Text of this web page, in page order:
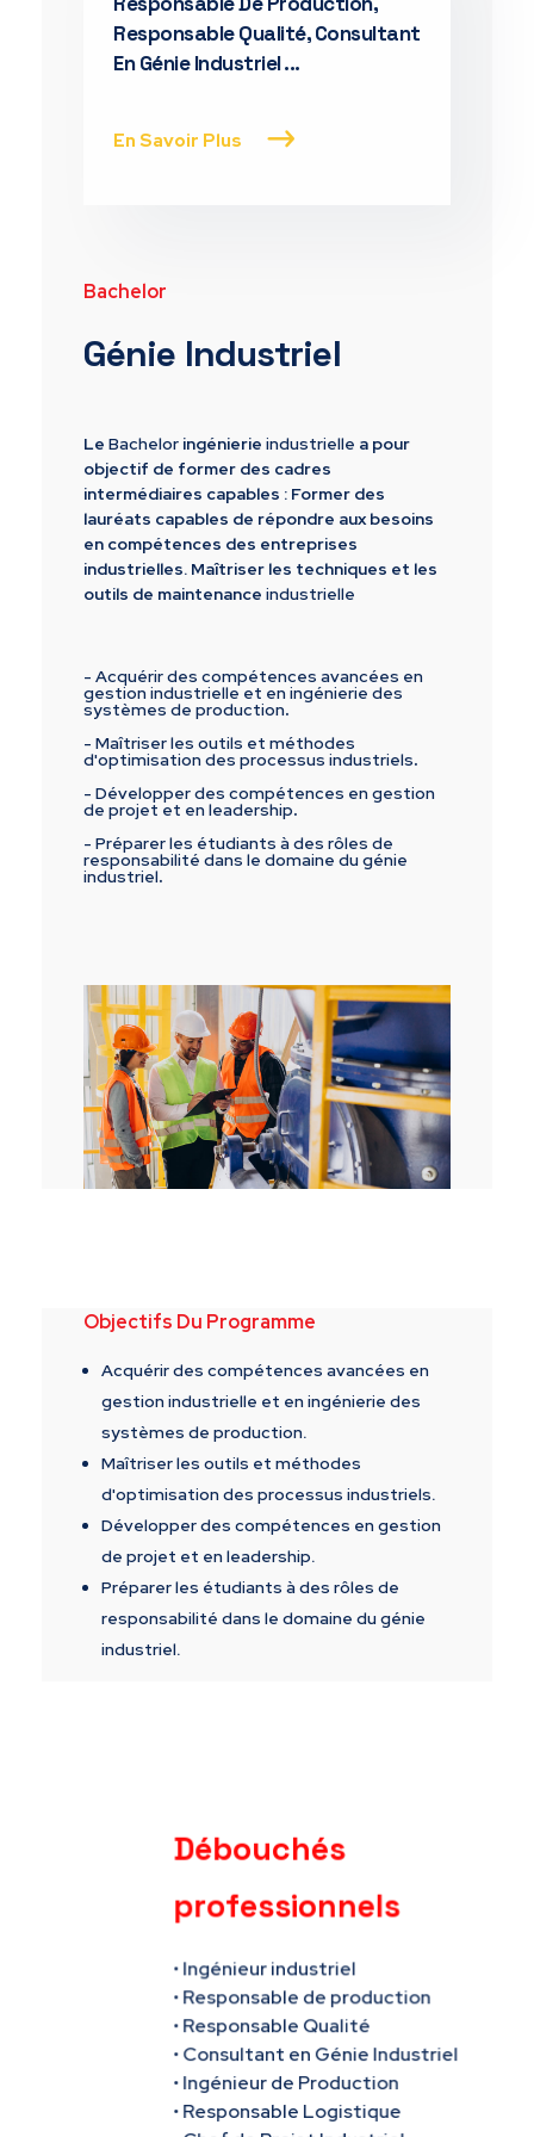
Responsable Qualité, Consultant
En Génie Industriel ...
En Savoir Plus
Bachelor
Génie Industriel
Le Bachelor ingénierie industrielle a pour
objectif de former des cadres
intermédiaires capables : Former des
lauréats capables de répondre aux besoins
en compétences des entreprises
industrielles. Maîtriser les techniques et les
outils de maintenance industrielle
- Acquérir des compétences avancées en
gestion industrielle et en ingénierie des
systèmes de production.
- Maîtriser les outils et méthodes
d'optimisation des processus industriels.
- Développer des compétences en gestion
de projet et en leadership.
- Préparer les étudiants à des rôles de
responsabilité dans le domaine du génie
industriel.
Objectifs Du Programme
Acquérir des compétences avancées en
gestion industrielle et en ingénierie des
systèmes de production.
Maîtriser les outils et méthodes
d'optimisation des processus industriels.
Développer des compétences en gestion
de projet et en leadership.
Préparer les étudiants à des rôles de
responsabilité dans le domaine du génie
industriel.
Débouchés
professionnels
• Ingénieur industriel
• Responsable de production
• Responsable Qualité
• Consultant en Génie Industriel
• Ingénieur de Production
• Responsable Logistique